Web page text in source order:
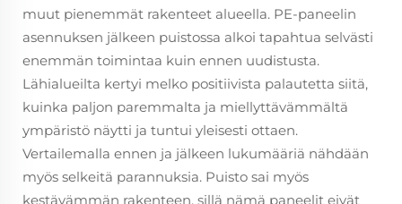
muut pienemmät rakenteet alueella. PE-paneelin
asennuksen jälkeen puistossa alkoi tapahtua selvästi
enemmän toimintaa kuin ennen uudistusta.
Lähialueilta kertyi melko positiivista palautetta siitä,
kuinka paljon paremmalta ja miellyttävämmältä
ympäristö näytti ja tuntui yleisesti ottaen.
Vertailemalla ennen ja jälkeen lukumääriä nähdään
myös selkeitä parannuksia. Puisto sai myös
kestävämmän rakenteen, sillä nämä paneelit eivät